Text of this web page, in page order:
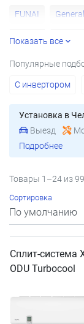
FUNAI
Lessar
SHUFT
Показать все
Популярные
С инвертором
Установка в
Выезд
Подробнее
Товары 1–24 из
Сортировка
Сплит-система
ODU Turbocool